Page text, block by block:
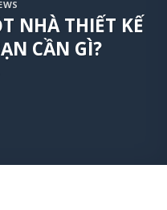
NHÀ THIẾT KẾ
CẦN GÌ?